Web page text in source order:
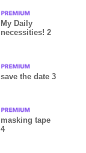
My Daily
necessities! 2
save the date 3
masking tape
4